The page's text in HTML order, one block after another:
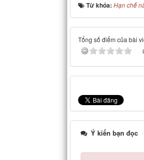
Từ khóa: Hạn chế
Tổng số điểm của bài
Ý kiến bạn đọc